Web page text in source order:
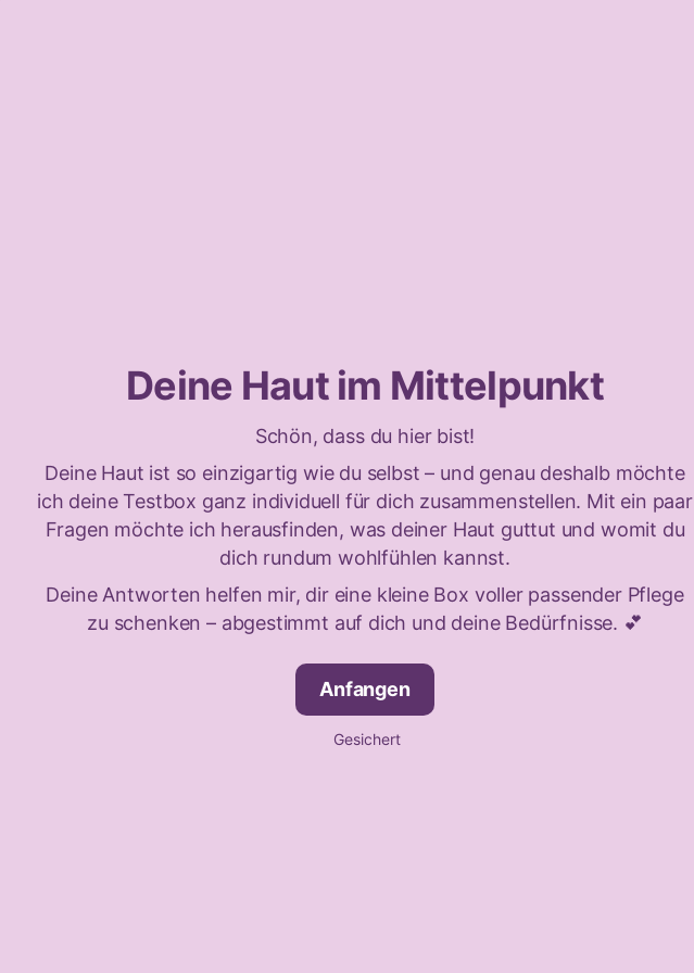
Deine Haut im Mittelpunkt
Schön, dass du hier bist!
Deine Haut ist so einzigartig wie du selbst – und genau deshalb möchte
ich deine Testbox ganz individuell für dich zusammenstellen. Mit ein paar
Fragen möchte ich herausfinden, was deiner Haut guttut und womit du
dich rundum wohlfühlen kannst.
Deine Antworten helfen mir, dir eine kleine Box voller passender Pflege
zu schenken – abgestimmt auf dich und deine Bedürfnisse. 💕
Anfangen
Gesichert